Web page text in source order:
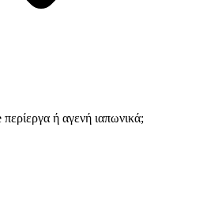
ή αγενή ιαπωνικά;